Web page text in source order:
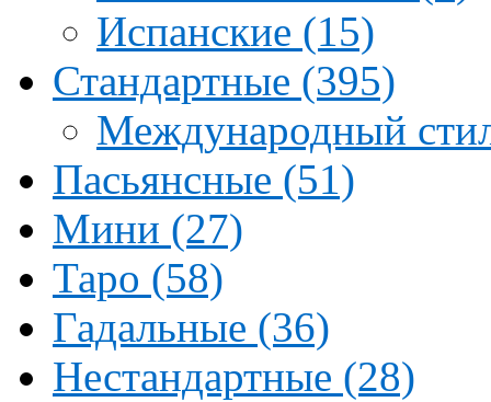
Испанские (15)
Стандартные (395)
Международный
Пасьянсные (51)
Мини (27)
Таро (58)
Гадальные (36)
Нестандартные (28)